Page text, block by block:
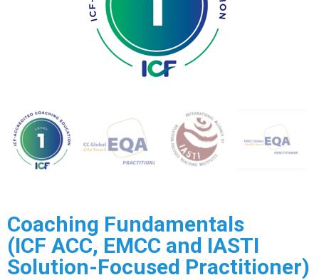
Coaching Fundamentals
(ICF ACC, EMCC and IASTI
Solution-Focused Practitioner)